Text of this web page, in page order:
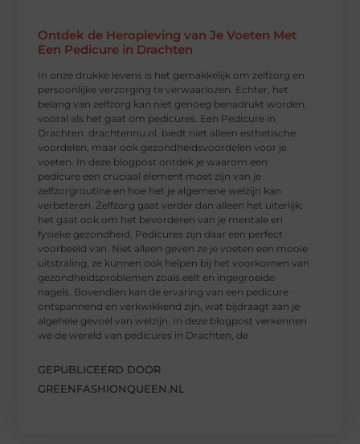
Ontdek de Heropleving van Je Voeten Met
Een Pedicure in Drachten
In onze drukke levens is het gemakkelijk om zelfzorg en
persoonlijke verzorging te verwaarlozen. Echter, het
belang van zelfzorg kan niet genoeg benadrukt worden,
vooral als het gaat om pedicures. Een Pedicure in
Drachten. drachtennu.nl. biedt niet alleen esthetische
voordelen, maar ook gezondheidsvoordelen voor je
voeten. In deze blogpost ontdek je waarom een
pedicure een cruciaal element moet zijn van je
zelfzorgroutine en hoe het je algemene welzijn kan
verbeteren. Zelfzorg gaat verder dan alleen het uiterlijk;
het gaat ook om het bevorderen van je mentale en
fysieke gezondheid. Pedicures zijn daar een perfect
voorbeeld van. Niet alleen geven ze je voeten een mooie
uitstraling, ze kunnen ook helpen bij het voorkomen van
gezondheidsproblemen zoals eelt en ingegroeide
nagels. Bovendien kan de ervaring van een pedicure
ontspannend en verkwikkend zijn, wat bijdraagt aan je
algehele gevoel van welzijn. In deze blogpost verkennen
we de wereld van pedicures in Drachten, de
GEPUBLICEERD DOOR
GREENFASHIONQUEEN.NL